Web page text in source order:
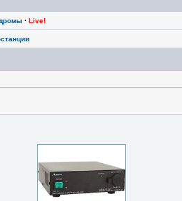
· Live!